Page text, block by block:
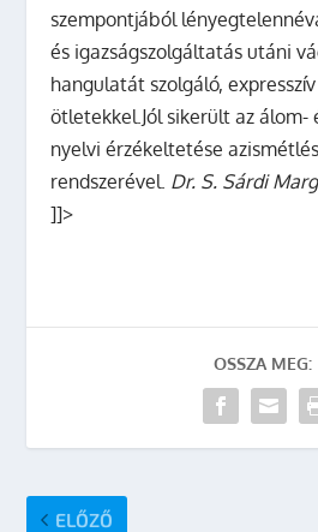
szempontjából
és igazságszolgáltatás utáni
hangulatát szolgáló,
ötletekkel.Jól sikerült az álom-
nyelvi érzékeltetése
rendszerével. Dr. S. Sárdi
]]>
OSSZA MEG:
ELŐZŐ